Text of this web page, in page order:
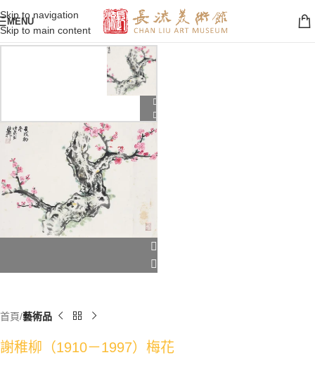
Skip to navigation
Skip to main content
MENU
首頁 藝術品
謝稚柳（1910－1997）梅花